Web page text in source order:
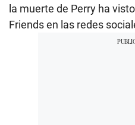
la muerte de Perry ha
Friends en las redes